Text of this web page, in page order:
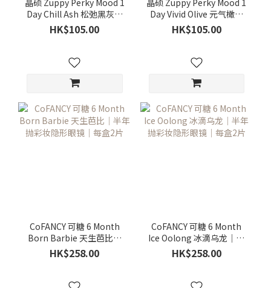
Day Chill Ash 松弛黑灰｜
日抛彩妆隐形眼镜｜每盒
10片
HK$105.00
Day Vivid Olive 元气橄榄
｜日抛彩妆隐形眼镜｜每
盒10片
HK$105.00
CoFANCY 可糖 6 Month
Born Barbie 天生芭比｜
半年抛彩妆隐形眼镜｜每
盒2片
HK$258.00
CoFANCY 可糖 6 Month
Ice Oolong 冰滴乌龙｜半
年抛彩妆隐形眼镜｜每盒2
片
HK$258.00